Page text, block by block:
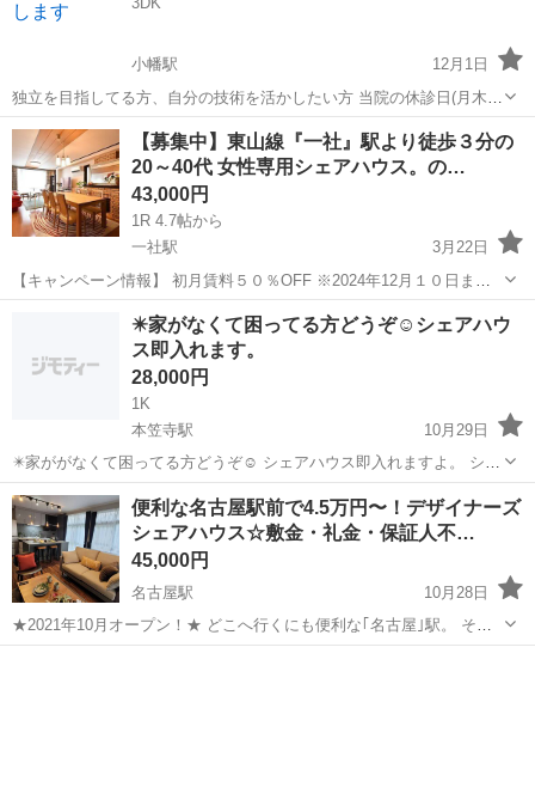
小幡駅
12月1日
独立を目指してる方、自分の技術を活かしたい方 当院の休診日(月木)
をお貸しします 治療院そのまま お使いになれます 1曜日 ¥30000- 1日
¥10000- 1時間 ¥1500- 🅿️4台 詳しく...
愛知 名古屋市 小幡駅 シェアハウス 曜日
【募集中】東山線『一社』駅より徒歩３分の
20～40代 女性専用シェアハウス。の…
43,000円
1R 4.7帖から
一社駅
3月22日
【キャンペーン情報】 初月賃料５０％OFF ※2024年12月１０日まで
に半年以上の期間でご入居の方が対象となります。 ※賃料のみが対象
となるため、光熱・共益費は割引となりません。 名古屋市内の女性専
名古屋市 一社駅 シェアハウス
✴️家がなくて困ってる方どうぞ☺️シェアハウ
ス即入れます。
28,000円
1K
本笠寺駅
10月29日
✴️家ががなくて困ってる方どうぞ☺️ シェアハウス即入れますよ。 シェ
アハウス入れますよ 審査などは全くありませんので安心してくださ
い。 皆暮らせば寂しくないよ(*^^*)💕 名鉄名古屋本線の本笠寺駅から
徒歩4分 便利な場所...
愛知 名古屋市 本笠寺駅 シェアハウス
便利な名古屋駅前で4.5万円〜！デザイナーズ
シェアハウス☆敷金・礼金・保証人不…
45,000円
名古屋駅
10月28日
★2021年10月オープン！★ どこへ行くにも便利な｢名古屋｣駅。 そん
な｢名古屋｣駅前にある愛知県名古屋市中区のデザイナーズシェアハウ